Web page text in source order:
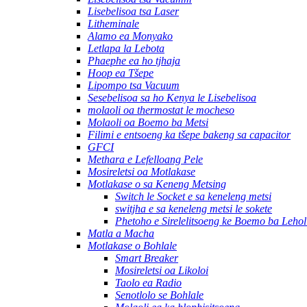
Lisebelisoa tsa Laser
Litheminale
Alamo ea Monyako
Letlapa la Lebota
Phaephe ea ho tjhaja
Hoop ea Tšepe
Lipompo tsa Vacuum
Sesebelisoa sa ho Kenya le Lisebelisoa
molaoli oa thermostat le mocheso
Molaoli oa Boemo ba Metsi
Filimi e entsoeng ka tšepe bakeng sa capacitor
GFCI
Methara e Lefelloang Pele
Mosireletsi oa Motlakase
Motlakase o sa Keneng Metsing
Switch le Socket e sa keneleng metsi
switjha e sa keneleng metsi le sokete
Phetoho e Sirelelitsoeng ke Boemo ba
Matla a Macha
Motlakase o Bohlale
Smart Breaker
Mosireletsi oa Likoloi
Taolo ea Radio
Senotlolo se Bohlale